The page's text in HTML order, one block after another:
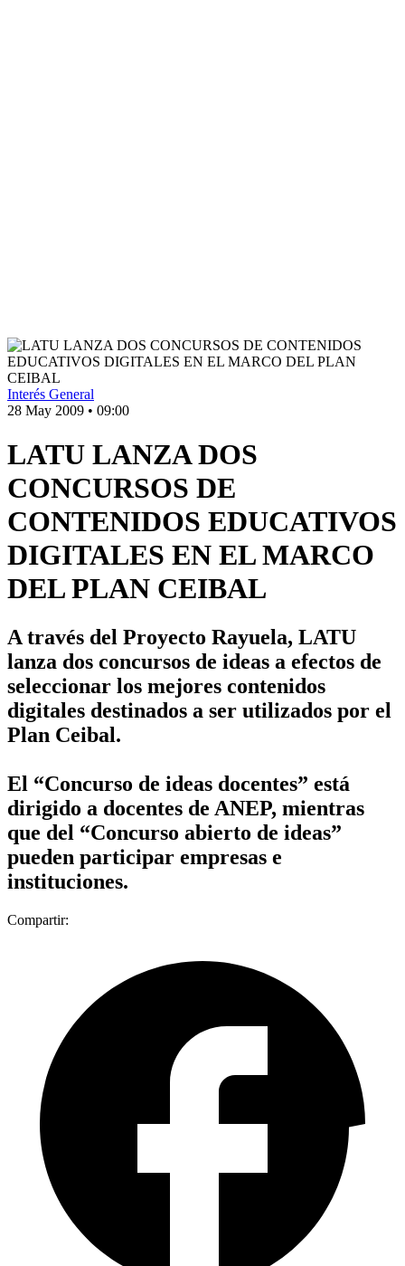
Interés General
28 May 2009 • 09:00
LATU LANZA DOS
CONCURSOS DE
CONTENIDOS EDUCATIVOS
DIGITALES EN EL MARCO
DEL PLAN CEIBAL
A través del Proyecto Rayuela, LATU
lanza dos concursos de ideas a efectos de
seleccionar los mejores contenidos
digitales destinados a ser utilizados por el
Plan Ceibal.
El “Concurso de ideas docentes” está
dirigido a docentes de ANEP, mientras
que del “Concurso abierto de ideas”
pueden participar empresas e
instituciones.
Compartir: